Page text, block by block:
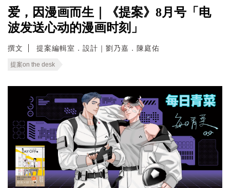
爱，因漫画而生｜《提案》8月号「电
波发送心动的漫画时刻」
撰文 提案編輯室．設計｜劉乃嘉．陳庭佑
提案on the desk